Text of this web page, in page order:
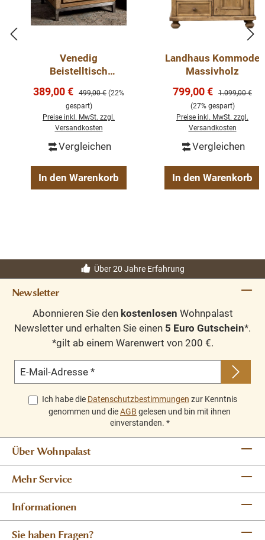
Venedig
Beistelltisch
Couchtisch 60 cm
Verkaufspreis:
389,00 € Regulärer Preis:
499,00 € (22%
gespart)
Preise inkl. MwSt. zzgl.
Versandkosten
Vergleichen
In den Warenkorb
Landhaus Kommode
Massivholz
Verkaufspreis:
799,00 € Regulärer
1.099,00 €
(27% gespart)
Preise inkl. MwSt. zzgl.
Versandkosten
Vergleichen
In den Warenkorb
Über 20 Jahre Erfahrung
Newsletter
Abonnieren Sie den kostenlosen Wohnpalast
Newsletter und erhalten Sie einen 5 Euro Gutschein*.
*gilt ab einem Warenwert von 200 €.
E-Mail-Adresse *
Ich habe die Datenschutzbestimmungen zur Kenntnis
genommen und dieAGB gelesen und bin mit ihnen
einverstanden. *
Über Wohnpalast
Mehr Service
Informationen
Sie haben Fragen?